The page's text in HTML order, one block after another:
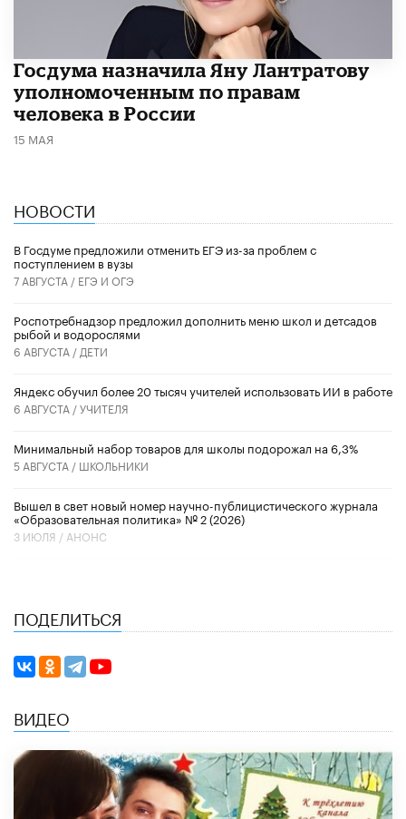
Госдума назначила Яну Лантратову
уполномоченным по правам
человека в России
15 МАЯ
НОВОСТИ
В Госдуме предложили отменить ЕГЭ из-за проблем с
поступлением в вузы
7 АВГУСТА / ЕГЭ И ОГЭ
Роспотребнадзор предложил дополнить меню школ и детсадов
рыбой и водорослями
6 АВГУСТА / ДЕТИ
​Яндекс обучил более 20 тысяч учителей использовать ИИ в работе
6 АВГУСТА /УЧИТЕЛЯ
Минимальный набор товаров для школы подорожал на 6,3%
5 АВГУСТА / ШКОЛЬНИКИ
Вышел в свет новый номер научно-публицистического журнала
«Образовательная политика» № 2 (2026)
3 ИЮЛЯ / АНОНС
ПОДЕЛИТЬСЯ
ВИДЕО